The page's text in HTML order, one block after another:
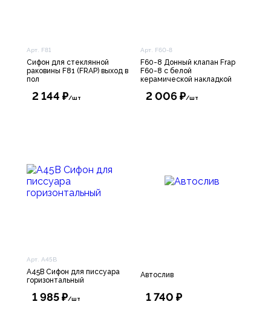
Арт. F81
Сифон для стеклянной
раковины F81 (FRAP) выход в
пол
2 144 ₽/шт
Арт. F60-8
F60-8 Донный клапан Frap
F60-8 с белой
керамической накладкой
2 006 ₽/шт
Арт. A45B
A45B Cифон для писсуара
горизонтальный
1 985 ₽/шт
Автослив
1 740 ₽